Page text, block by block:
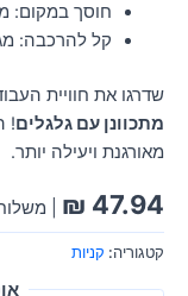
חוסך במקום:
קל להרכבה:
שדרגו את חוויית
מתכוונן עם גלגלים!
מאורגנת ויעילה יותר.
₪ 47.94
|
קטגוריה: קניות